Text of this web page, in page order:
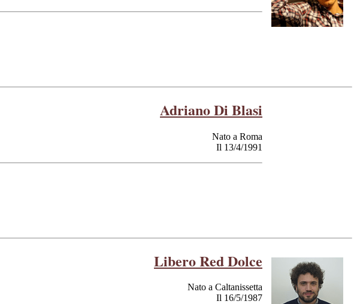
Adriano Di Blasi
Nato a Roma
Il 13/4/1991
Libero Red Dolce
Nato a Caltanissetta
Il 16/5/1987